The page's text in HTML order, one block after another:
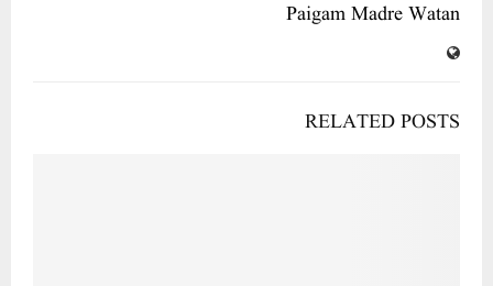
Paigam Madre Watan
RELATED POSTS